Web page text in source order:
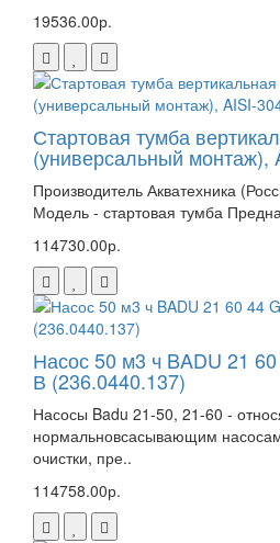
19536.00р.
Стартовая тумба
(универсальный монтаж),
Производитель Акватехника
Модель - стартовая тумба
114730.00р.
Насос 50 м3 ч BADU 21
В (236.0440.137)
Насосы Badu 21-50, 21-60 -
нормальновсасывающим
очистки, пре..
114758.00р.